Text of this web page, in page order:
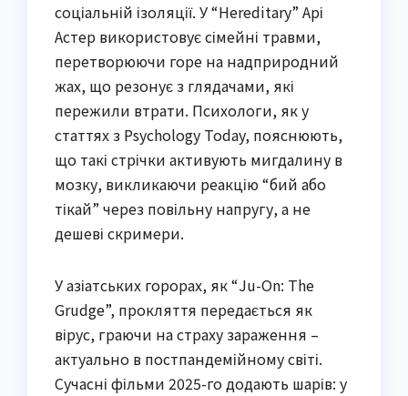
соціальній ізоляції. У “Hereditary” Арі
Астер використовує сімейні травми,
перетворюючи горе на надприродний
жах, що резонує з глядачами, які
пережили втрати. Психологи, як у
статтях з Psychology Today, пояснюють,
що такі стрічки активують мигдалину в
мозку, викликаючи реакцію “бий або
тікай” через повільну напругу, а не
дешеві скримери.
У азіатських горорах, як “Ju-On: The
Grudge”, прокляття передається як
вірус, граючи на страху зараження –
актуально в постпандемійному світі.
Сучасні фільми 2025-го додають шарів: у